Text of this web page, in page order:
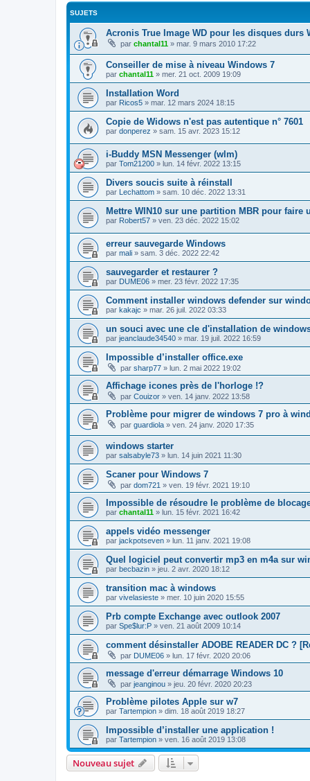
SUJETS
Acronis True Image WD pour les disques durs
par chantal11 » mar. 9 mars 2010 17:22
Conseiller de mise à niveau Windows 7
par chantal11 » mer. 21 oct. 2009 19:09
Installation Word
par Ricos5 » mar. 12 mars 2024 18:15
Copie de Widows n'est pas autentique n° 7601
par donperez » sam. 15 avr. 2023 15:12
i-Buddy MSN Messenger (wlm)
par Tom21200 » lun. 14 févr. 2022 13:15
Divers soucis suite à réinstall
par Lechattom » sam. 10 déc. 2022 13:31
Mettre WIN10 sur une partition MBR pour faire
par Robert57 » ven. 23 déc. 2022 15:02
erreur sauvegarde Windows
par mali » sam. 3 déc. 2022 22:42
sauvegarder et restaurer ?
par DUME06 » mer. 23 févr. 2022 17:35
Comment installer windows defender sur
par kakajc » mar. 26 juil. 2022 03:33
un souci avec une cle d'installation de
par jeanclaude34540 » mar. 19 juil. 2022 16:59
Impossible d’installer office.exe
par sharp77 » lun. 2 mai 2022 19:02
Affichage icones près de l'horloge !?
par Couizor » ven. 14 janv. 2022 13:58
Problème pour migrer de windows 7 pro à
par guardiola » ven. 24 janv. 2020 17:35
windows starter
par salsabyle73 » lun. 14 juin 2021 11:30
Scaner pour Windows 7
par dom721 » ven. 19 févr. 2021 19:10
Impossible de résoudre le problème de
par chantal11 » lun. 15 févr. 2021 16:42
appels vidéo messenger
par jackpotseven » lun. 11 janv. 2021 19:08
Quel logiciel peut convertir mp3 en m4a sur
par becbazin » jeu. 2 avr. 2020 18:12
transition mac à windows
par vivelasieste » mer. 10 juin 2020 15:55
Prb compte Exchange avec outlook 2007
par Spe$lur:P » ven. 21 août 2009 10:14
comment désinstaller ADOBE READER DC ?
par DUME06 » lun. 17 févr. 2020 20:06
message d'erreur démarrage Windows 10
par jeanginou » jeu. 20 févr. 2020 20:23
Problème pilotes Apple sur w7
par Tartempion » dim. 18 août 2019 18:27
Impossible d’installer une application !
par Tartempion » ven. 16 août 2019 13:08
Nouveau sujet